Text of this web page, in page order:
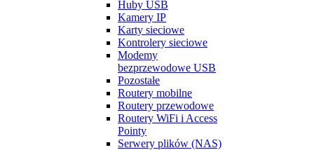
Huby USB
Kamery IP
Karty sieciowe
Kontrolery sieciowe
Modemy
bezprzewodowe USB
Pozostałe
Routery mobilne
Routery przewodowe
Routery WiFi i Access
Pointy
Serwery plików (NAS)